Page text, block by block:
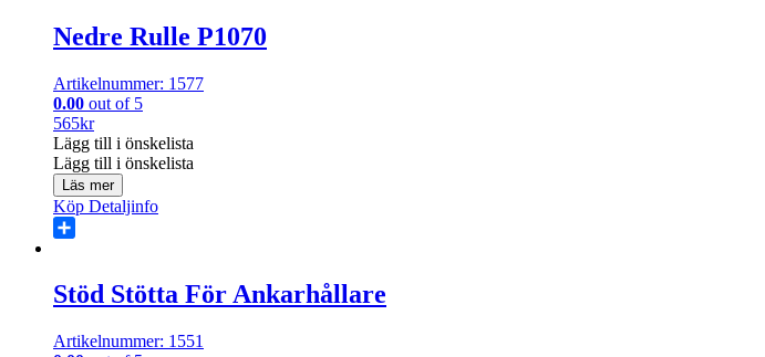
Nedre Rulle P1070
Artikelnummer: 1577
0.00 out of 5
565kr
Lägg till i önskelista
Lägg till i önskelista
Läs mer
Köp Detaljinfo
Stöd Stötta För Ankarhållare
Artikelnummer: 1551